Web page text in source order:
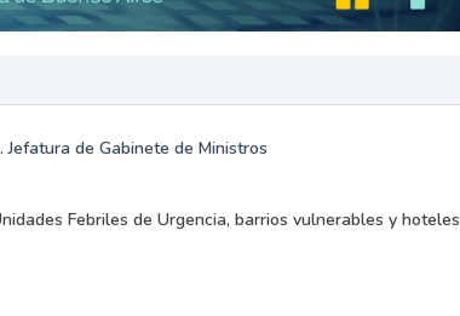
de Gabinete de Ministros
Febriles de Urgencia, barrios vulnerables y hoteles